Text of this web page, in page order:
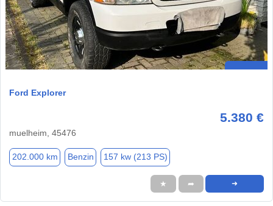
Ford Explorer
5.380 €
muelheim, 45476
202.000 km Benzin 157 kw (213 PS)
★ ➦ ➜